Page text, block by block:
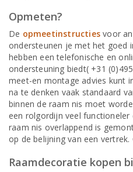
Opmeten?
De opmeetinstructies voor
ondersteunen je met het goed
hebben een telefonische en
ondersteuning biedt( +31
meet-en montage advies kunt
na te denken vaak standaard
binnen de raam nis moet
een rolgordijn veel
raam nis overlappend is
op de belijning van een
Raamdecoratie kopen